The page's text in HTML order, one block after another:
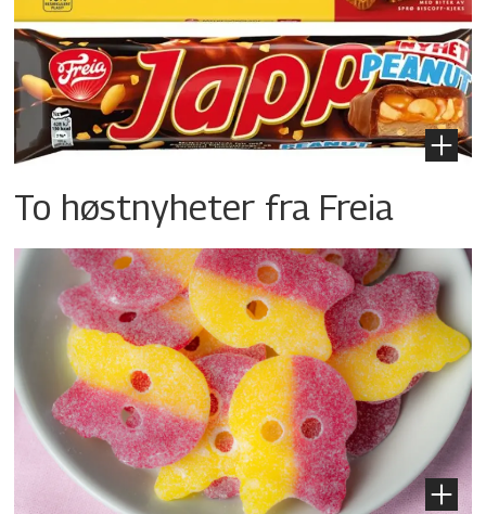
To høstnyheter fra Freia